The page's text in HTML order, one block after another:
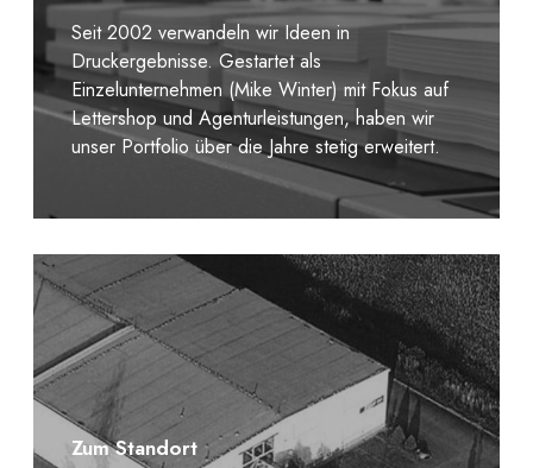
Seit 2002 verwandeln wir Ideen in
Druckergebnisse. Gestartet als
Einzelunternehmen (Mike Winter) mit Fokus auf
Lettershop und Agenturleistungen, haben wir
unser Portfolio über die Jahre stetig erweitert.
Zum Standort